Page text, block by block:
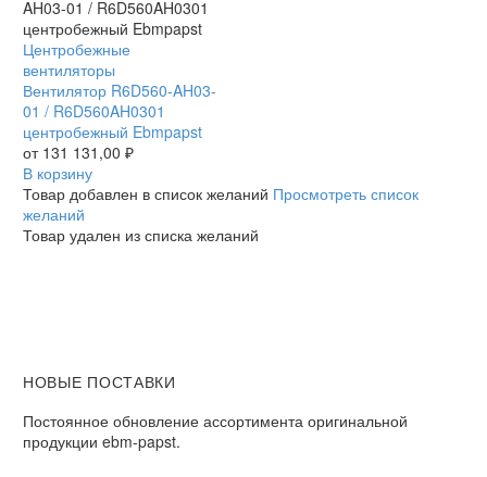
Вентилятор
R6D560-
AH03-
01
/
R6D560AH0301
центробежный
Ebmpapst
Центробежные
вентиляторы
Вентилятор R6D560-AH03-
01 / R6D560AH0301
центробежный Ebmpapst
от 131 131,00 ₽
В корзину
Товар добавлен в список желаний Просмотреть список
желаний
Товар удален из списка желаний
НОВЫЕ ПОСТАВКИ
Постоянное обновление ассортимента оригинальной
продукции ebm-papst.